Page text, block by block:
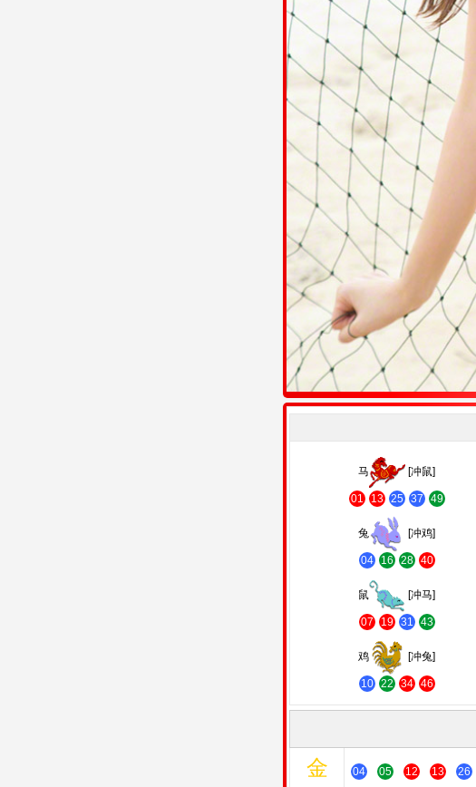
马 [冲鼠]
01 13 25 37 49
兔 [冲鸡]
04 16 28 40
鼠 [冲马]
07 19 31 43
鸡 [冲兔]
10 22 34 46
金 04 05 12 13 26